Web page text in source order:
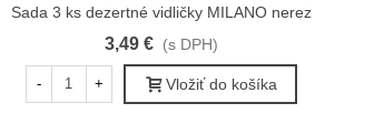
Rýchly náhľad
Sada 3 ks dezertné vidličky MILANO nerez
3,49 € (s DPH)
- + Vložiť do košíka